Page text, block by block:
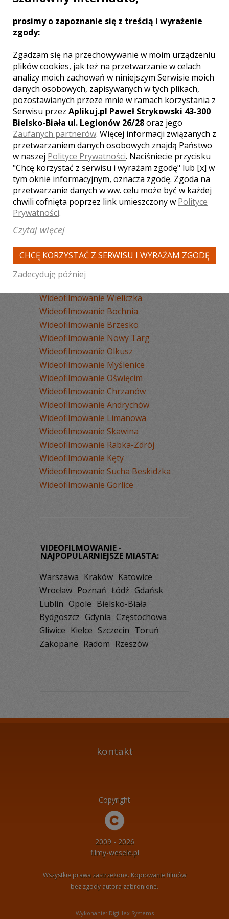
naszą pasją.
Zobacz więcej
Liczba pozycji:1
WOJEWÓDZTWO MAŁOPOLSKIE –
ZOBACZ LISTĘ KAMERZYSTÓW Z
INNYCH MIAST:
Wideofilmowanie Kraków
Wideofilmowanie Zakopane
Wideofilmowanie Tarnów
Wideofilmowanie Nowy Sącz
Wideofilmowanie Wieliczka
Wideofilmowanie Bochnia
Wideofilmowanie Brzesko
Wideofilmowanie Nowy Targ
Wideofilmowanie Olkusz
Wideofilmowanie Myślenice
Wideofilmowanie Oświęcim
Wideofilmowanie Chrzanów
Wideofilmowanie Andrychów
Wideofilmowanie Limanowa
Wideofilmowanie Skawina
Wideofilmowanie Rabka-Zdrój
Wideofilmowanie Kęty
Wideofilmowanie Sucha Beskidzka
Wideofilmowanie Gorlice
VIDEOFILMOWANIE -
NAJPOPULARNIEJSZE MIASTA:
Warszawa Kraków Katowice
Wrocław Poznań Łódź Gdańsk
Lublin Opole Bielsko-Biała
Bydgoszcz Gdynia Częstochowa
Gliwice Kielce Szczecin Toruń
Zakopane Radom Rzeszów
kontakt
Copyright
2009 - 2026
filmy-wesele.pl
Wszystkie prawa zastrzeżone. Kopiowanie filmów
bez zgody autora zabronione.
Wykonanie: DigiHex Systems
prosimy o zapoznanie się z treścią i wyrażenie
zgody:
Zgadzam się na przechowywanie w moim urządzeniu
plików cookies, jak też na przetwarzanie w celach
analizy moich zachowań w niniejszym Serwisie moich
danych osobowych, zapisywanych w tych plikach,
pozostawianych przeze mnie w ramach korzystania z
Serwisu przez Aplikuj.pl Paweł Strykowski 43-300
Bielsko-Biała ul. Legionów 26/28oraz jego
Zaufanych partnerów. Więcej informacji związanych z
przetwarzaniem danych osobowych znajdą Państwo
w naszej Polityce Prywatności. Naciśniecie przycisku
"Chcę korzystać z serwisu i wyrażam zgodę" lub [x] w
tym oknie informacyjnym, oznacza zgodę. Zgoda na
przetwarzanie danych w ww. celu może być w każdej
chwili cofnięta poprzez link umieszczony w Polityce
Prywatności.
Czytaj więcej
CHCĘ KORZYSTAĆ Z SERWISU I WYRAŻAM ZGODĘ
Zadecyduję później